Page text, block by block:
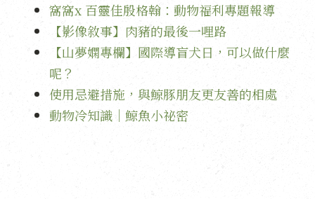
窩窩x 百靈佳殷格翰：動物福利專題報導
【影像敘事】肉豬的最後一哩路
【山夢嫻專欄】國際導盲犬日，可以做什麼
呢？
使用忌避措施，與鯨豚朋友更友善的相處
動物冷知識｜鯨魚小祕密